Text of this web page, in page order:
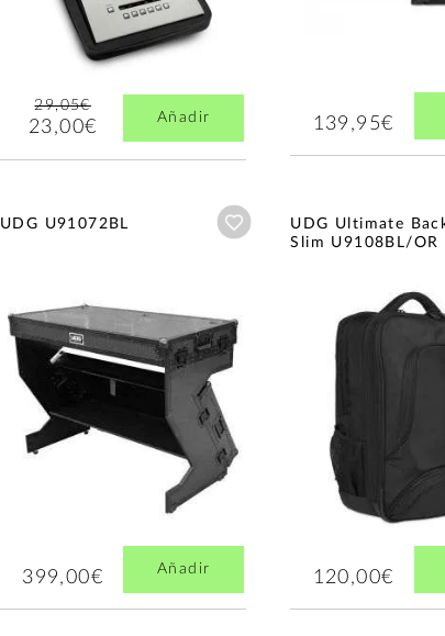
29,05€
23,00€ Añadir 139,95€
UDG U91072BL Añadir a wishlist
399,00€ Añadir
UDG Ultimate
Slim U9108BL/OR
120,00€